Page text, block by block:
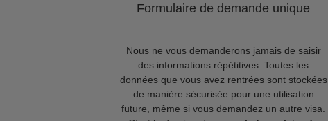
Formulaire de demande unique
Nous ne vous demanderons jamais de saisir
des informations répétitives. Toutes les
données que vous avez rentrées sont stockées
de manière sécurisée pour une utilisation
future, même si vous demandez un autre visa.